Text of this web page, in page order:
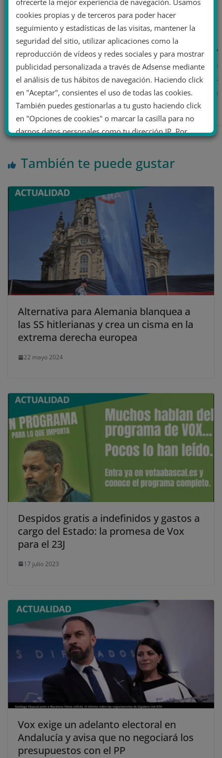
Valentín Pozo
Articulista. Estudiante de cuarto de Ciencias Políticas y
apasionado de la investigación. Experiencia en
movimientos estudiantiles y sociales. En mis artículos
intento ofrecer un enfoque analítico más orientado a
las ideologías y teoría política.
También te puede gustar
Alternativa para Alemania blanquea a
las SS hitlerianas y crea un cisma en la
extrema derecha europea
22 mayo 2024
Despidos gratis a indefinidos y gastos a
cargo del Estado: la promesa de Vox
para el 23J
17 julio 2023
Vox exige un adelanto electoral en
Andalucía y avisa que no negociará los
presupuestos con el PP
cookies propias y de terceros para poder hacer
seguimiento y estadísticas de las visitas, mantener la
seguridad del sitio, utilizar aplicaciones como la
reproducción de vídeos y redes sociales y para mostrar
publicidad personalizada a través de Adsense mediante
el análisis de tus hábitos de navegación. Haciendo click
en "Aceptar", consientes el uso de todas las cookies.
También puedes gestionarlas a tu gusto haciendo click
en "Opciones de cookies" o marcar la casilla para no
darnos datos personales como tu dirección IP. Por
.
Opciones de cookies Aceptar cookies
Rechazar cookies Política de cookies